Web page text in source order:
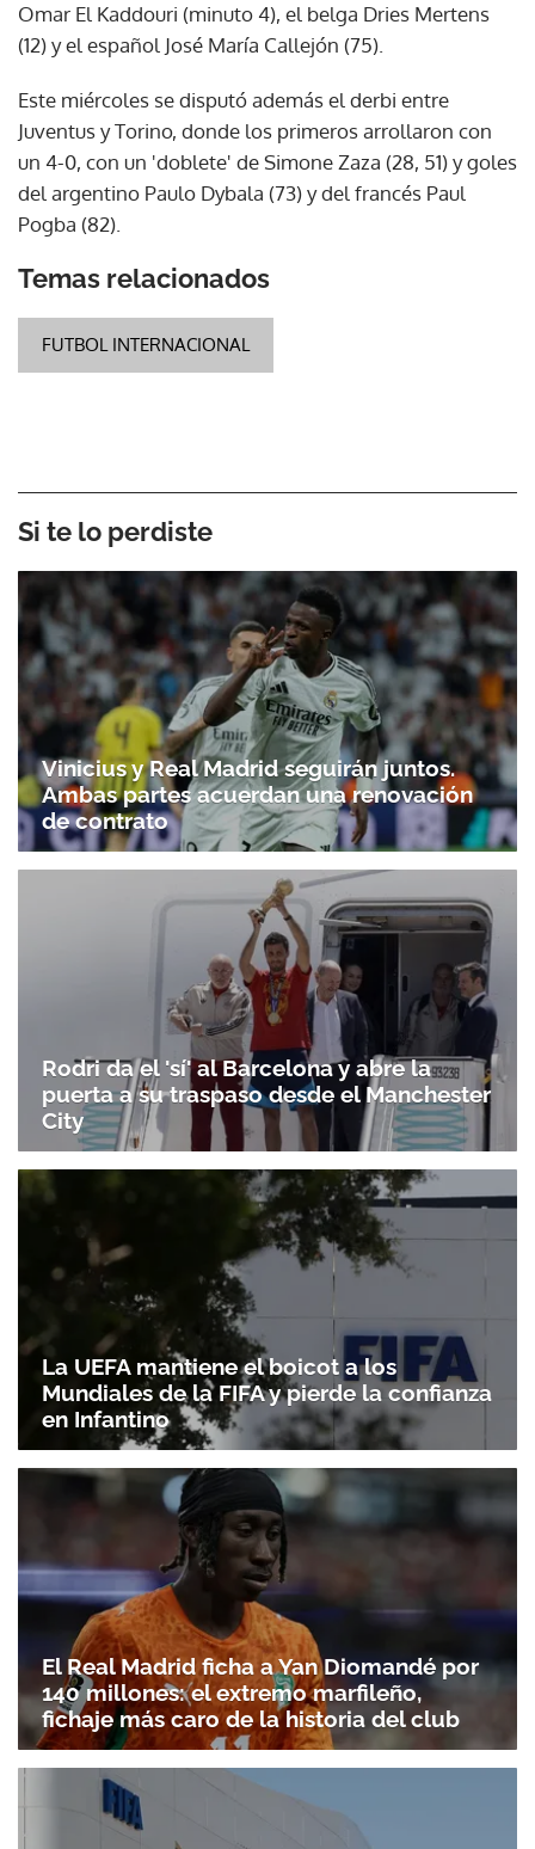
Omar El Kaddouri (minuto 4), el belga Dries Mertens
(12) y el español José María Callejón (75).
Este miércoles se disputó además el derbi entre
Juventus y Torino, donde los primeros arrollaron con
un 4-0, con un 'doblete' de Simone Zaza (28, 51) y goles
del argentino Paulo Dybala (73) y del francés Paul
Pogba (82).
Temas relacionados
FUTBOL INTERNACIONAL
Si te lo perdiste
Vinicius y Real Madrid seguirán juntos.
Ambas partes acuerdan una renovación
de contrato
Rodri da el 'sí' al Barcelona y abre la
puerta a su traspaso desde el Manchester
City
La UEFA mantiene el boicot a los
Mundiales de la FIFA y pierde la confianza
en Infantino
El Real Madrid ficha a Yan Diomandé por
140 millones: el extremo marfileño,
fichaje más caro de la historia del club